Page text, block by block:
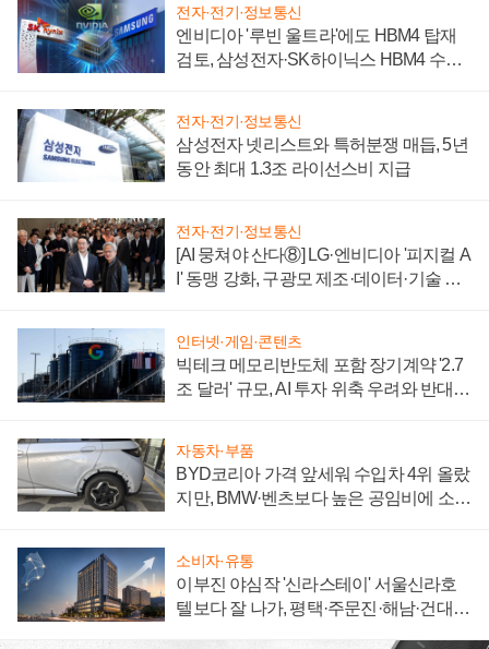
전자·전기·정보통신
엔비디아 '루빈 울트라'에도 HBM4 탑재
검토, 삼성전자·SK하이닉스 HBM4 수율
전자·전기·정보통신
삼성전자 넷리스트와 특허분쟁 매듭, 5년
동안 최대 1.3조 라이선스비 지급
전자·전기·정보통신
[AI 뭉쳐야 산다⑧] LG·엔비디아 '피지컬 A
I' 동맹 강화, 구광모 제조·데이터·기술 결
인터넷·게임·콘텐츠
빅테크 메모리반도체 포함 장기계약 '2.7
조 달러' 규모, AI 투자 위축 우려와 반대
자동차·부품
BYD코리아 가격 앞세워 수입차 4위 올랐
지만, BMW·벤츠보다 높은 공임비에 소비
소비자·유통
이부진 야심작 '신라스테이' 서울신라호
텔보다 잘 나가, 평택·주문진·해남·건대로